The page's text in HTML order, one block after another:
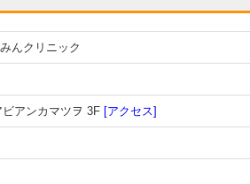
んクリニック
アンカマツヲ 3F [アクセス]